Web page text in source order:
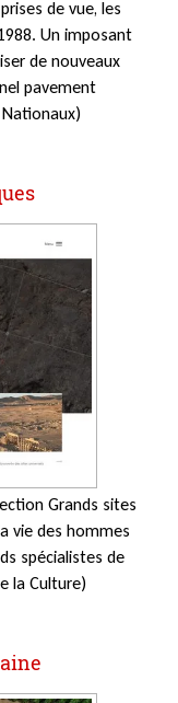
de vue, les
Un imposant
de nouveaux
pavement
Grands sites
vie des hommes
spécialistes de
la Culture)